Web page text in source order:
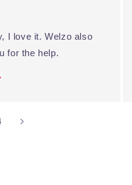
I love it. Welzo also
for the help.